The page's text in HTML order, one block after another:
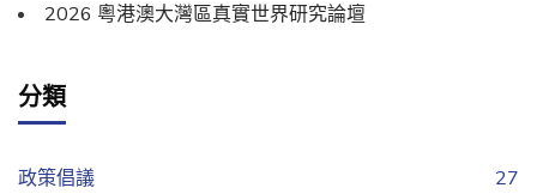
2026 粵港澳大灣區真實世界研究論壇
分類
政策倡議
27